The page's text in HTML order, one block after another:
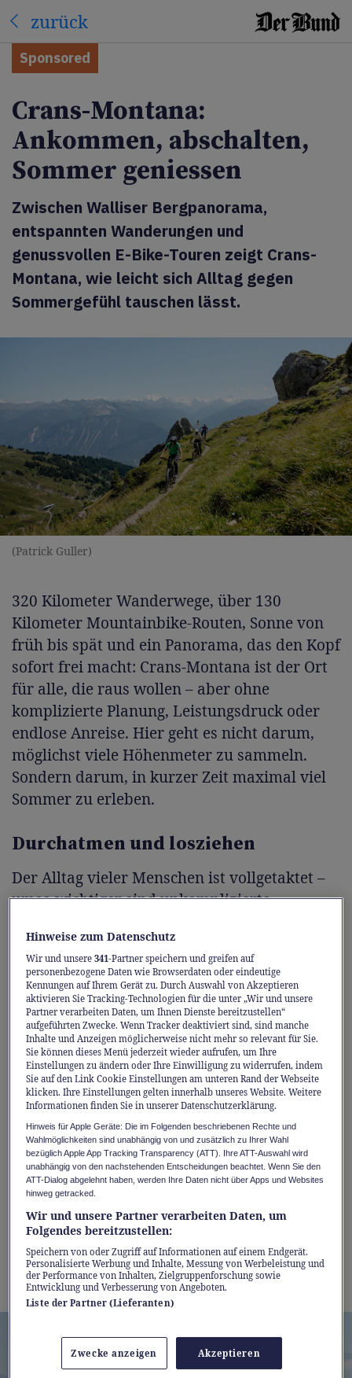
zurück
Sponsored
Crans-Montana:
Ankommen, abschalten,
Sommer geniessen
Zwischen Walliser Bergpanorama,
entspannten Wanderungen und
genussvollen E-Bike-Touren zeigt Crans-
Montana, wie leicht sich Alltag gegen
Sommergefühl tauschen lässt.
(Patrick Guller)
320 Kilometer Wanderwege, über 130
Kilometer Mountainbike-Routen, Sonne von
früh bis spät und ein Panorama, das den Kopf
sofort frei macht: Crans-Montana ist der Ort
für alle, die raus wollen – aber ohne
komplizierte Planung, Leistungsdruck oder
endlose Anreise. Hier geht es nicht darum,
möglichst viele Höhenmeter zu sammeln.
Sondern darum, in kurzer Zeit maximal viel
Sommer zu erleben.
Durchatmen und losziehen
Der Alltag vieler Menschen ist vollgetaktet –
umso wichtiger sind unkomplizierte
Erholung direkt nach der Ankunft.
Mit dem Zug geht es aus der Deutschschweiz
durch den Lötschbergtunnel bequem nach
Visp und dann weiter nach Sierre. Von dort
bringt die historische Standseilbahn Gäste in
rund 15 Minuten direkt hinauf in die Station.
Vor Ort verbindet ein Netz kostenloser
Shuttlebusse die verschiedenen Bereiche der
Destination.
Und dann? Bleibt nur noch die Frage, worauf
man Lust hat: Kaffee auf der Sonnenterrasse,
E-Bike-Tour oder Wanderung mit Aussicht.
Alles liegt nah beieinander und lässt sich
spontan kombinieren.
Hinweise zum Datenschutz
Wir und unsere341-Partner speichern und greifen auf
personenbezogene Daten wie Browserdaten oder eindeutige
Kennungen auf Ihrem Gerät zu. Durch Auswahl von Akzeptieren
aktivieren Sie Tracking-Technologien für die unter „Wir und unsere
Partner verarbeiten Daten, um Ihnen Dienste bereitzustellen“
aufgeführten Zwecke. Wenn Tracker deaktiviert sind, sind manche
Inhalte und Anzeigen möglicherweise nicht mehr so relevant für Sie.
Sie können dieses Menü jederzeit wieder aufrufen, um Ihre
Einstellungen zu ändern oder Ihre Einwilligung zu widerrufen, indem
Sie auf den Link Cookie Einstellungen am unteren Rand der Webseite
klicken. Ihre Einstellungen gelten innerhalb unseres Website. Weitere
Informationen finden Sie in unserer Datenschutzerklärung.
Hinweis für Apple Geräte: Die im Folgenden beschriebenen Rechte und
Wahlmöglichkeiten sind unabhängig von und zusätzlich zu Ihrer Wahl
bezüglich Apple App Tracking Transparency (ATT). Ihre ATT-Auswahl wird
unabhängig von den nachstehenden Entscheidungen beachtet. Wenn Sie den
ATT-Dialog abgelehnt haben, werden Ihre Daten nicht über Apps und Websites
hinweg getracked.
Wir und unsere Partner verarbeiten Daten, um
Folgendes bereitzustellen:
Speichern von oder Zugriff auf Informationen auf einem Endgerät.
Personalisierte Werbung und Inhalte, Messung von Werbeleistung und
der Performance von Inhalten, Zielgruppenforschung sowie
Entwicklung und Verbesserung von Angeboten.
Liste der Partner (Lieferanten)
Zwecke anzeigen Akzeptieren